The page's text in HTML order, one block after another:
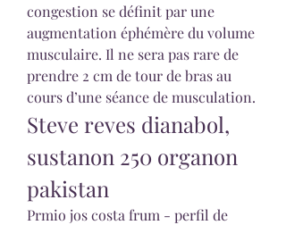
congestion se définit par une
augmentation éphémère du volume
musculaire. Il ne sera pas rare de
prendre 2 cm de tour de bras au
cours d’une séance de musculation.
Steve reves dianabol,
sustanon 250 organon
pakistan
Prmio jos costa frum - perfil de